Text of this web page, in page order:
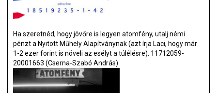
Ha szeretnéd, hogy jövőre is legyen atomfény, utalj némi
pénzt a Nyitott Műhely Alapítványnak (azt írja Laci, hogy már
1-2 ezer forint is növeli az esélyt a túlélésre). 11712059-
20001663 (Cserna-Szabó András)